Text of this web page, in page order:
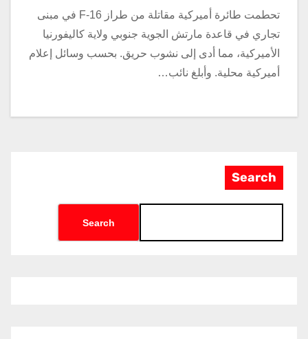
تحطمت طائرة أميركية مقاتلة من طراز F-16 في مبنى
تجاري في قاعدة مارتش الجوية جنوبي ولاية كاليفورنيا
الأميركية، مما أدى إلى نشوب حريق. بحسب وسائل إعلام
أميركية محلية. وأبلغ نائب…
Search
Search